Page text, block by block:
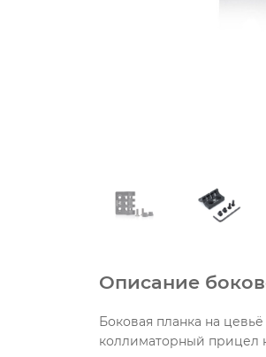
Описание
Боковая планка на
коллиматорный прицел